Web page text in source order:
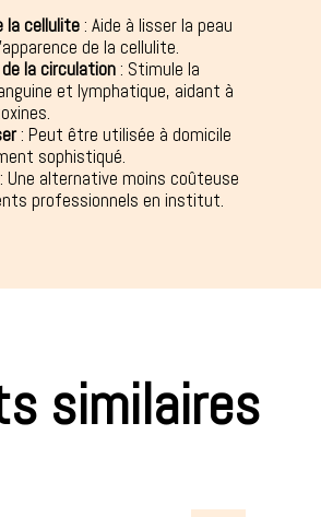
la cellulite: Aide à lisser la peau
de la cellulite.
la circulation: Stimule la
et lymphatique, aidant à
: Peut être utilisée à domicile
sophistiqué.
: Une alternative moins coûteuse
professionnels en institut.
similaires